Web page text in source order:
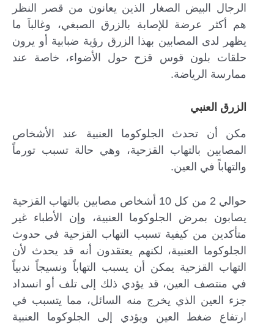
الرجال البيض الصغار الذين يعانون من قصر النظر
هم أكثر عرضة للإصابة بالزرق الصبغي، وغالباَ ما
يظهر لدى المصابين بهذا الزرق رؤية ضبابية أو يرون
حلقات بلون قوس قزح حول الأضواء، خاصة عند
ممارسة الرياضة.
الزرق العنبي
مكن أن تحدث الجلوكوما العنبية عند الأشخاص
المصابين بالتهاب القزحية، وهي حالة تسبب تورماً
والتهاباً في العين.
حوالي 2 من كل 10 أشخاص مصابين بالتهاب القزحية
يصابون بمرض الجلوكوما العنبية، وإن الأطباء غير
متأكدين من كيفية تسبب التهاب القزحية في حدوث
الجلوكوما العنبية، لكنهم يعتقدون أنه قد يحدث لأن
التهاب القزحية يمكن أن يسبب التهاباً ونسيجاً ندبياً
في منتصف العين، قد يؤدي ذلك إلى تلف أو انسداد
جزء العين الذي يخرج منه السائل، مما يتسبب في
ارتفاع ضغط العين ويؤدي إلى الجلوكوما العنبية